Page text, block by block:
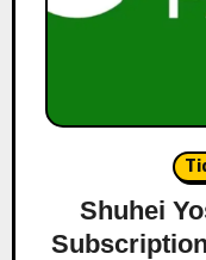
Shuhei